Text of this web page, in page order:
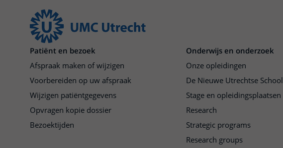
Patiënt en bezoek
Afspraak maken of wijzigen
Voorbereiden op uw afspraak
Wijzigen patiëntgegevens
Opvragen kopie dossier
Bezoektijden
Onderwijs en onderzoek
Onze opleidingen
De Nieuwe Utrechtse School
Stage en opleidingsplaatsen
Research
Strategic programs
Research groups